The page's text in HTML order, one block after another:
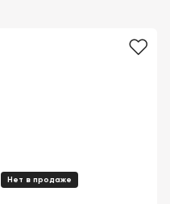
Нет в продаже